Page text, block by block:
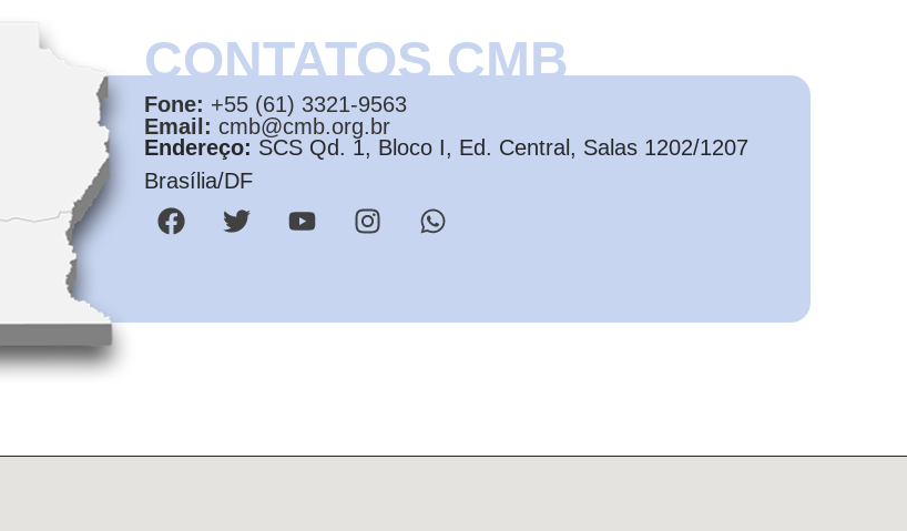
CONTATOS CMB
Fone: +55 (61) 3321-9563
Email: cmb@cmb.org.br
Endereço: SCS Qd. 1, Bloco I, Ed. Central, Salas 1202/1207
Brasília/DF